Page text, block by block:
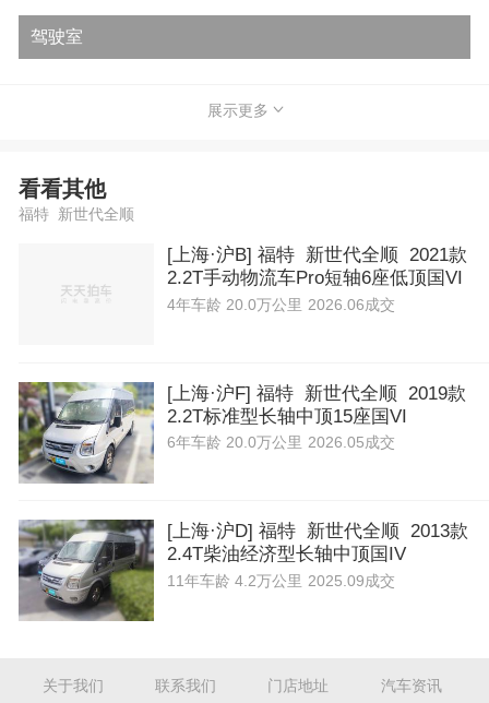
驾驶室
展示更多
看看其他
福特 新世代全顺
[上海·沪B] 福特 新世代全顺 2021款
2.2T手动物流车Pro短轴6座低顶国VI
4年车龄 20.0万公里 2026.06成交
[上海·沪F] 福特 新世代全顺 2019款
2.2T标准型长轴中顶15座国VI
6年车龄 20.0万公里 2026.05成交
[上海·沪D] 福特 新世代全顺 2013款
2.4T柴油经济型长轴中顶国IV
11年车龄 4.2万公里 2025.09成交
关于我们 联系我们 门店地址 汽车资讯